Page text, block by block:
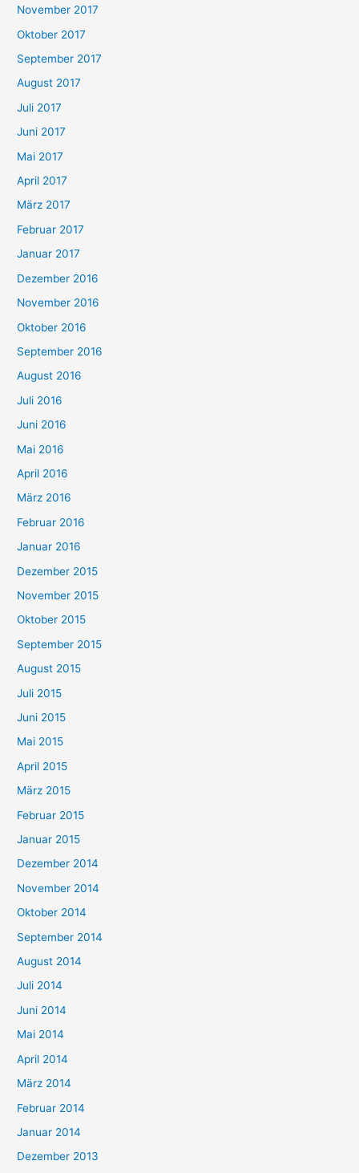
November 2017
Oktober 2017
September 2017
August 2017
Juli 2017
Juni 2017
Mai 2017
April 2017
März 2017
Februar 2017
Januar 2017
Dezember 2016
November 2016
Oktober 2016
September 2016
August 2016
Juli 2016
Juni 2016
Mai 2016
April 2016
März 2016
Februar 2016
Januar 2016
Dezember 2015
November 2015
Oktober 2015
September 2015
August 2015
Juli 2015
Juni 2015
Mai 2015
April 2015
März 2015
Februar 2015
Januar 2015
Dezember 2014
November 2014
Oktober 2014
September 2014
August 2014
Juli 2014
Juni 2014
Mai 2014
April 2014
März 2014
Februar 2014
Januar 2014
Dezember 2013